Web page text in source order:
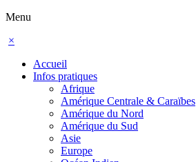
Menu
×
Accueil
Infos pratiques
Afrique
Amérique Centrale & Caraïbes
Amérique du Nord
Amérique du Sud
Asie
Europe